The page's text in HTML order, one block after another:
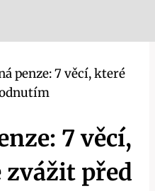
penze: 7 věcí, které
7 věcí,
před